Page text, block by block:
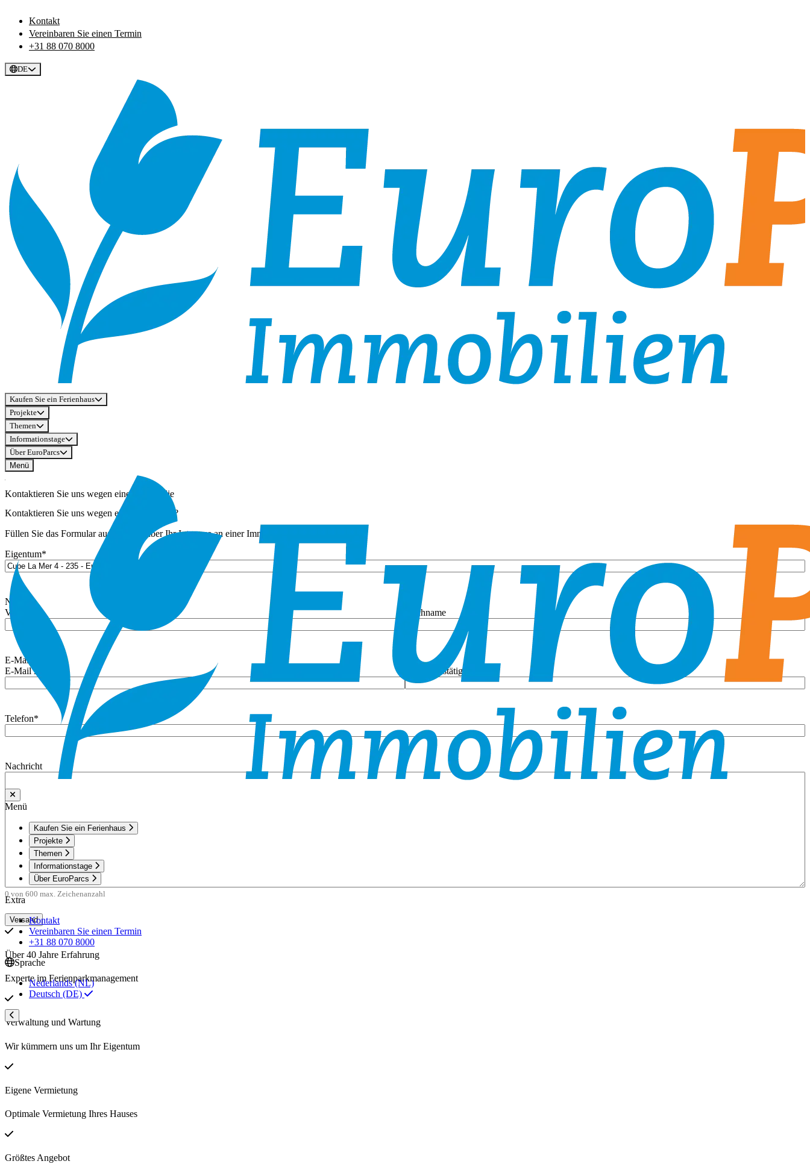
Kontakt
Vereinbaren Sie einen Termin
+31 88 070 8000
DE
Kaufen Sie ein Ferienhaus
Projekte
Themen
Informationstage
Über EuroParcs
Menü
Menü
Kaufen Sie ein Ferienhaus
Projekte
Themen
Informationstage
Über EuroParcs
Extra
Kontakt
Vereinbaren Sie einen Termin
+31 88 070 8000
Sprache
Nederlands (NL)
Deutsch (DE)
Kontaktieren Sie uns wegen einer Immobilie
Kontaktieren Sie uns wegen einer Immobilie?
Füllen Sie das Formular aus, um uns über Ihr Interesse an einer Immobilie zu informieren.
Eigentum*
Name
Vorname
Nachname
E-Mail
E-Mail Adresse
E-Mail bestätigen
Telefon*
Nachricht
0 von 600 max. Zeichenanzahl
Über 40 Jahre Erfahrung
Experte im Ferienparkmanagement
Verwaltung und Wartung
Wir kümmern uns um Ihr Eigentum
Eigene Vermietung
Optimale Vermietung Ihres Hauses
Größtes Angebot